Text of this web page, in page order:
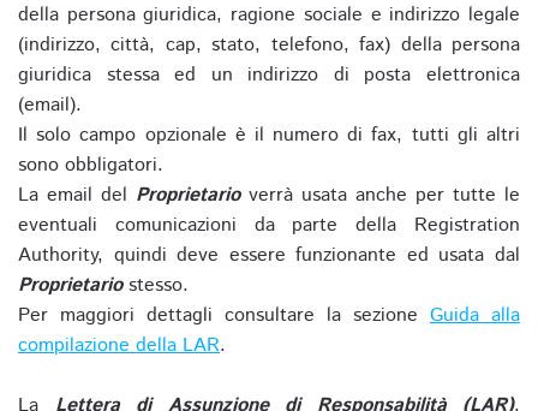
della persona giuridica, ragione sociale e indirizzo legale
(indirizzo, città, cap, stato, telefono, fax) della persona
giuridica stessa ed un indirizzo di posta elettronica
(email).
Il solo campo opzionale è il numero di fax, tutti gli altri
sono obbligatori.
La email del Proprietarioverrà usata anche per tutte le
eventuali comunicazioni da parte della Registration
Authority, quindi deve essere funzionante ed usata dal
Proprietariostesso.
Per maggiori dettagli consultare la sezione Guida alla
compilazione della LAR.